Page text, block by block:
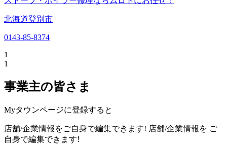
北海道登別市
0143-85-8374
1
1
事業主の皆さま
Myタウンページに登録すると
店舗/企業情報をご自身で編集できます! 店舗/企業情報を ご
自身で編集できます!